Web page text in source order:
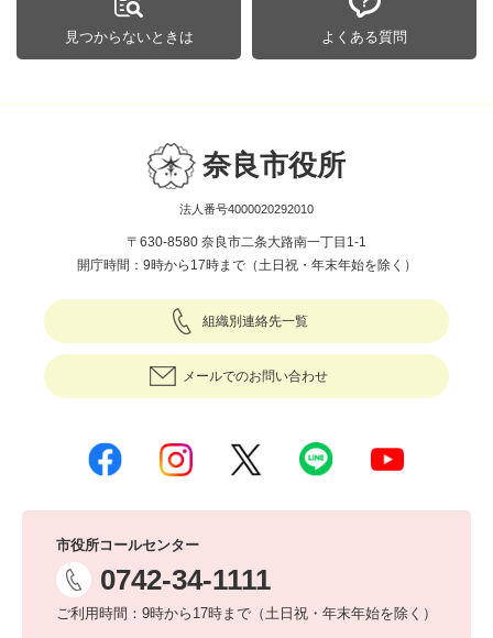
見つからないときは よくある質問
奈良市役所
法人番号4000020292010
〒630-8580 奈良市二条大路南一丁目1-1
開庁時間：9時から17時まで（土日祝・年末年始を除く）
組織別連絡先一覧
メールでのお問い合わせ
市役所コールセンター
0742-34-1111
ご利用時間：9時から17時まで（土日祝・年末年始を除く）